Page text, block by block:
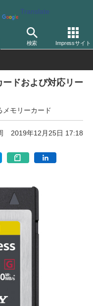
Translate
検索 Impressサイト
ア/カードリーダー
ドおよび対応リー
モリーカード
2019年12月25日 17:18